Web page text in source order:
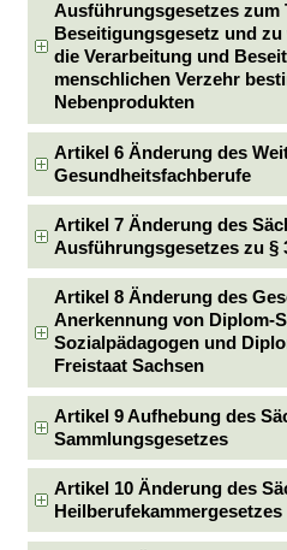
Ausführungsgesetzes zum
Beseitigungsgesetz und
die Verarbeitung und
menschlichen Verzehr
Nebenprodukten
Artikel 6 Änderung des
Gesundheitsfachberufe
Artikel 7 Änderung des
Ausführungsgesetzes zu
Artikel 8 Änderung des
Anerkennung von Diplom-
Sozialpädagogen und
Freistaat Sachsen
Artikel 9 Aufhebung des
Sammlungsgesetzes
Artikel 10 Änderung des
Heilberufekammergesetzes